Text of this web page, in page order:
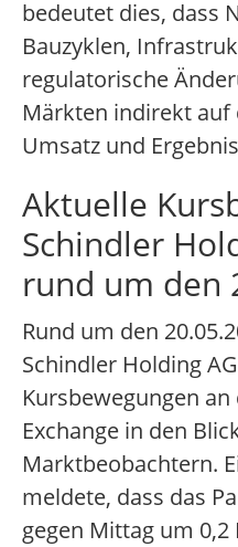
bedeutet dies, dass
Bauzyklen,
regulatorische
Märkten indirekt
Umsatz und
Aktuelle
Schindler
rund um den
Rund um den
Schindler Holding
Kursbewegungen an
Exchange in den
Marktbeobachtern.
meldete, dass das
gegen Mittag um 0,2